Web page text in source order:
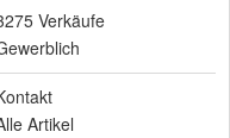
Verkäufe
Artikel